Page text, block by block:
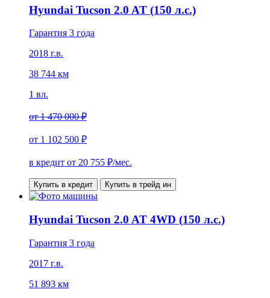
Hyundai Tucson 2.0 AT (150 л.с.)
Гарантия 3 года
2018 г.в.
38 744 км
1 вл.
от1 470 000 ₽
от 1 102 500 ₽
в кредит от 20 755 ₽/мес.
Купить в кредит Купить в трейд ин
Hyundai Tucson 2.0 AT 4WD (150 л.с.)
Гарантия 3 года
2017 г.в.
51 893 км